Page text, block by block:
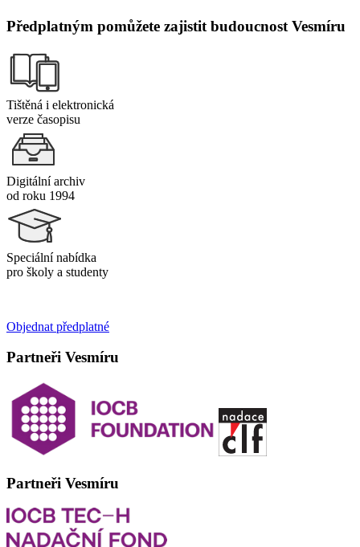
Předplatným pomůžete zajistit budoucnost Vesmíru
Tištěná i elektronická
verze časopisu
Digitální archiv
od roku 1994
Speciální nabídka
pro školy a studenty
Objednat předplatné
Partneři Vesmíru
Partneři Vesmíru